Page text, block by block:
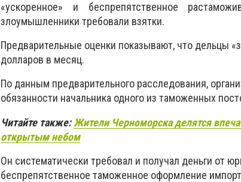
«ускоренное» и беспрепятственное
злоумышленники требовали взятки.
Предварительные оценки показывают, что дельцы
долларов в месяц.
По данным предварительного расследования,
обязанности начальника одного из таможенных
Читайте также:Жители Черноморска делятся
открытым небом
Он систематически требовал и получал деньги от
беспрепятственное таможенное оформление